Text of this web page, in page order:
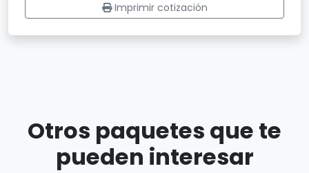
Imprimir cotización
Otros paquetes que te
pueden interesar